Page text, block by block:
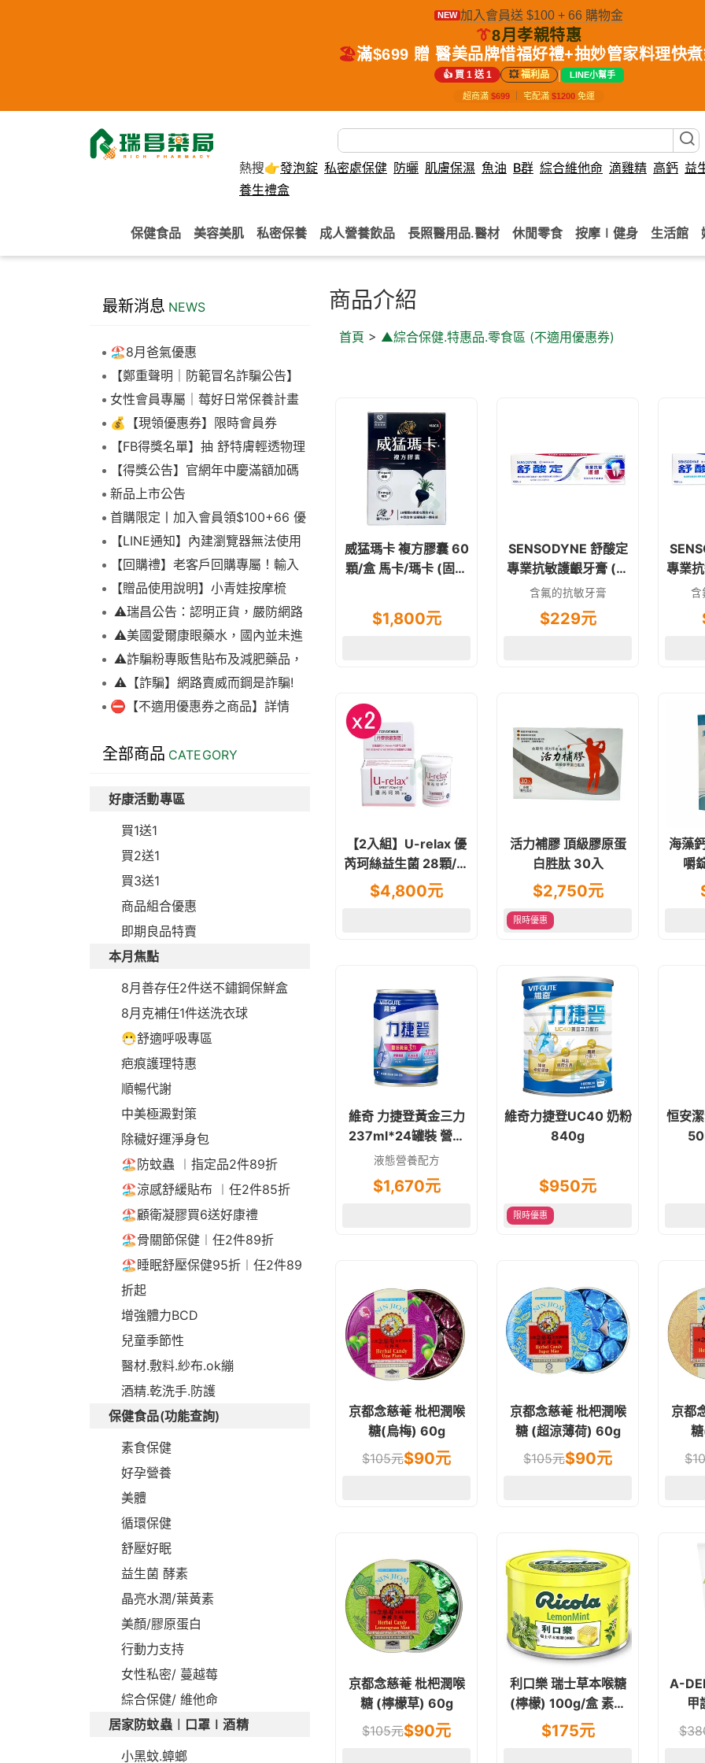
NEW 加入會員送 $100 + 66 購物金
👔8月孝親特惠
🏖️滿$699 贈 醫美品牌惜福好禮+抽妙管家料理快
👍 買 1 送 1 💥福利品 | LINE小幫手
超商滿 $699 宅配滿 $1200 免運
熱搜👉發泡錠 私密處保健 防曬 肌膚保濕 魚油 B群 綜合維他命 滴雞精 高鈣 益
養生禮盒
保健食品 美容美肌 私密保養 成人營養飲品 長照醫用品.醫材 休閒零食 按摩∣健身 生活館
最新消息 NEWS
🏖️8月爸氣優惠
【鄭重聲明｜防範冒名詐騙公告】
女性會員專屬｜莓好日常保養計畫
💰【現領優惠券】限時會員券
【FB得獎名單】抽 舒特膚輕透物理
低敏防曬霜乙名(8/4報到截止)
【得獎公告】官網年中慶滿額加碼
抽FIKA蒸煮料理組2名(7/31截止)
新品上市公告
首購限定丨加入會員領$100+66 優
惠！【LINE通知】內建瀏覽器無法使用
下拉選單
【回購禮】老客戶回購專屬！輸入
折扣碼現折$100
【贈品使用說明】小青娃按摩梳
⚠️瑞昌公告：認明正貨，嚴防網路
詐騙⚠️美國愛爾康眼藥水，國內並未進
口販售
⚠️詐騙粉專販售貼布及減肥藥品，
請勿上當，請查明來源! 非瑞昌藥局
販售!
⚠️【詐騙】網路賣威而鋼是詐騙!
⛔【不適用優惠券之商品】詳情
全部商品 CATEGORY
好康活動專區
買1送1
買2送1
買3送1
商品組合優惠
即期良品特賣
本月焦點
8月善存任2件送不鏽鋼保鮮盒
8月克補任1件送洗衣球
😷舒適呼吸專區
疤痕護理特惠
順暢代謝
中美極澱對策
除穢好運淨身包
🏖️防蚊蟲 ︱指定品2件89折
🏖️涼感舒緩貼布 ︱任2件85折
🏖️顧衛凝膠買6送好康禮
🏖️骨關節保健︱任2件89折
🏖️睡眠舒壓保健95折︱任2件89
折起
增強體力BCD
兒童季節性
醫材.敷料.紗布.ok繃
酒精.乾洗手.防護
保健食品(功能查詢)
素食保健
好孕營養
美體
循環保健
舒壓好眠
益生菌 酵素
晶亮水潤/葉黃素
美顏/膠原蛋白
行動力支持
女性私密/ 蔓越莓
綜合保健/ 維他命
居家防蚊蟲︱口罩∣酒精
小黑蚊.蟑螂
商品介紹
首頁 > ▲綜合保健.特惠品.零食區 (不適用優惠券)
威猛瑪卡 複方膠囊 60
顆/盒 馬卡/瑪卡 (固德
$1,800元
SENSODYNE 舒酸定
專業抗敏護齦牙膏 (原
味) 100g
含氟的抗敏牙膏
$229元
專業
含
【2入組】U-relax 優
芮珂絲益生菌 28顆/盒
丹麥製造 私密處專用
$4,800元
活力補膠 頂級膠原蛋
白胜肽 30入
$2,750元
限時優惠
海藻
嚼
維奇 力捷登黃金三力
237ml*24罐裝 營養
奶水
液態營養配方
$1,670元
維奇力捷登UC40 奶粉
840g
$950元
限時優惠
恒安
京都念慈菴 枇杷潤喉
糖(烏梅) 60g
$105元$90元
京都念慈菴 枇杷潤喉
糖 (超涼薄荷) 60g
$105元$90元
京都
$
京都念慈菴 枇杷潤喉
糖 (檸檬草) 60g
$105元$90元
利口樂 瑞士草本喉糖
(檸檬) 100g/盒 素食
可
$175元
A-
甲
$